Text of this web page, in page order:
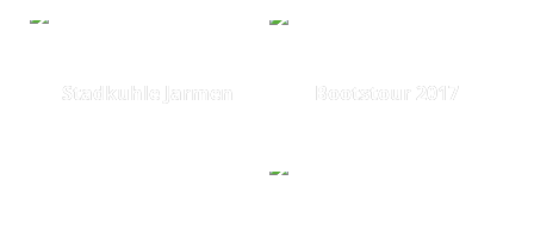
Stadkuhle Jarmen Bootstour 2017